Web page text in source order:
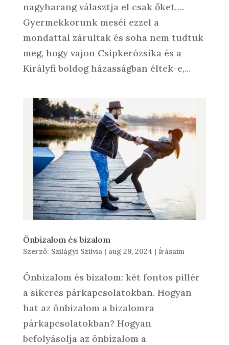
nagyharang választja el csak őket….
Gyermekkorunk meséi ezzel a
mondattal zárultak és soha nem tudtuk
meg, hogy vajon Csipkerózsika és a
Királyfi boldog házasságban éltek-e,...
Önbizalom és bizalom
Szerző: Szilágyi Szilvia | aug 29, 2024 | Írásaim
Önbizalom és bizalom: két fontos pillér
a sikeres párkapcsolatokban. Hogyan
hat az önbizalom a bizalomra
párkapcsolatokban? Hogyan
befolyásolja az önbizalom a